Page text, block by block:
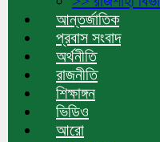
আন্তর্জাতিক
প্রবাস সংবাদ
অর্থনীতি
রাজনীতি
শিক্ষাঙ্গন
ভিডিও
আরো